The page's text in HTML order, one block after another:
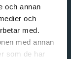
och annan
och
med.
med annan
som de har